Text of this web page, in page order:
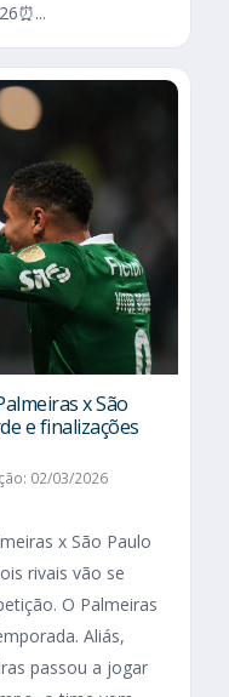
x São
e finalizações
02/03/2026
x São Paulo
rivais vão se
O Palmeiras
Aliás,
passou a jogar